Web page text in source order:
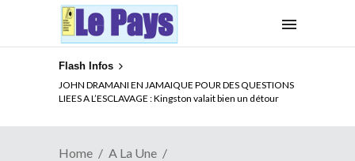
Flash Infos
ELECTION DE TALON A LA TETE DU SENAT BENINOIS :
Quand Patrice quitte le pouvoir sans partir !
Home
A La Une